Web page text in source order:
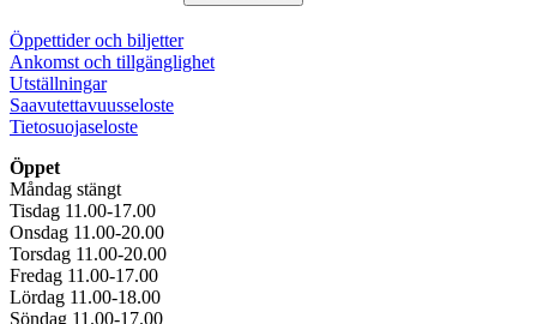
Öppettider och biljetter
Ankomst och tillgänglighet
Utställningar
Saavutettavuusseloste
Tietosuojaseloste
Öppet
Måndag stängt
Tisdag 11.00-17.00
Onsdag 11.00-20.00
Torsdag 11.00-20.00
Fredag 11.00-17.00
Lördag 11.00-18.00
Söndag 11.00-17.00